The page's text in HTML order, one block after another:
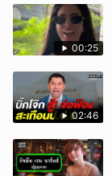
00:25
02:46